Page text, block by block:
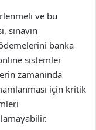
ve bu
sınavın
banka
sistemler
zamanında
için kritik